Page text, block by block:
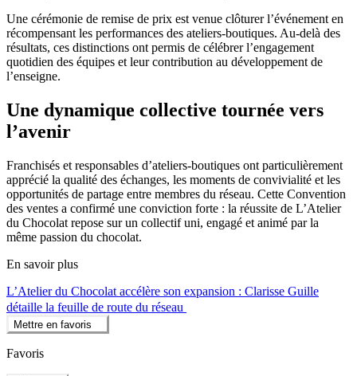
Une cérémonie de remise de prix est venue clôturer l’événement en
récompensant les performances des ateliers-boutiques. Au-delà des
résultats, ces distinctions ont permis de célébrer l’engagement
quotidien des équipes et leur contribution au développement de
l’enseigne.
Une dynamique collective tournée vers
l’avenir
Franchisés et responsables d’ateliers-boutiques ont particulièrement
apprécié la qualité des échanges, les moments de convivialité et les
opportunités de partage entre membres du réseau. Cette Convention
des ventes a confirmé une conviction forte : la réussite de L’Atelier
du Chocolat repose sur un collectif uni, engagé et animé par la
même passion du chocolat.
En savoir plus
L’Atelier du Chocolat accélère son expansion : Clarisse Guille
détaille la feuille de route du réseau
Mettre en favoris
Favoris